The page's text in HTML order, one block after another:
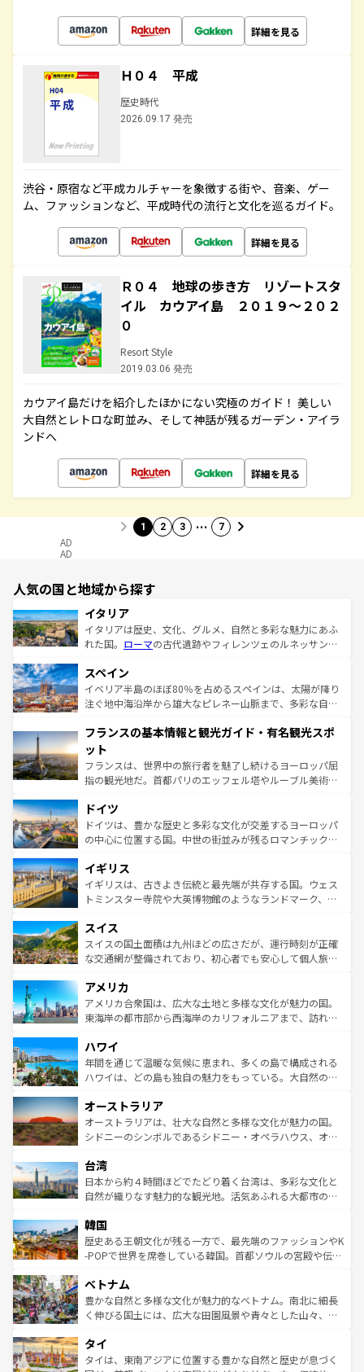
詳細を見る
Ｈ０４ 平成
歴史時代
2026.09.17 発売
渋谷・原宿など平成カルチャーを象徴する街や、音楽、ゲー
ム、ファッションなど、平成時代の流行と文化を巡るガイド。
詳細を見る
Ｒ０４ 地球の歩き方 リゾートスタ
イル カウアイ島 ２０１９～２０２
０
Resort Style
2019.03.06 発売
カウアイ島だけを紹介したほかにない究極のガイド！ 美しい
大自然とレトロな町並み、そして神話が残るガーデン・アイラ
ンドへ
詳細を見る
1 2 3 … 7
AD
AD
人気の国と地域から探す
イタリア
イタリアは歴史、文化、グルメ、自然と多彩な魅力にあふ
れた国。 ローマの古代遺跡やフィレンツェのルネッサンス
ろん、トスカーナの美しい田園風景やアマルフィ海岸の絶
景など、自然景観も見逃せない。観光の合間には、本場の
ピザやパスタなど、絶品のイタリア料理を堪能することも
ませてくれるイタリアで、忘れられない旅をしてみよう！
なお、新着のイタリア情報は
しい。
スペイン
イベリア半島のほぼ80％を占めるスペインは、太陽が降り
注ぐ地中海沿岸から雄大なピレネー山脈まで、多彩な自然
文化が根付くこの国では、情熱的なフラメンコ、熱気あふ
れる闘牛、そして美味しいタパスが生活の一部となってい
る。首都マドリードの洗練された雰囲気や、バルセロナの
アートに溢れた街角から、地方では古代ローマ遺跡や中世
せる。地方によって風土や気候が異なるスペインはその個
性で訪れる人を魅了する。 なお、新着のスペイン情報は コ
ンテンツ一覧を参照してほしい。
フランスの基本情報と観光ガイド・有名観光スポ
ット
フランスは、世界中の旅行者を魅了し続けるヨーロッパ屈
指の観光地だ。首都パリのエッフェル塔やルーブル美術館
で、幅広い魅力が詰まっている。華麗な宮殿、歴史的な大
聖堂、美しいビーチ、そして豊かな自然が、訪れる者を心
から魅了する。また、フランスは美食の国としても知ら
いる。シャンパンの発祥地であるランス、プロヴァンスの
香り高いラベンダー畑など、多彩な楽しみ方が可能だ。さ
らに、パリ以外の地域にも魅力が溢れており、どの街角に
れる地方に足を運ぶとそれぞれで全く異なる文化を体験で
きるだろう。 なお、新着のフランス情報はコンテンツ一覧
を参照してほしい。
ドイツ
ドイツは、豊かな歴史と多彩な文化が交差するヨーロッパ
の中心に位置する国。中世の街並みが残るロマンチック街
顔を持つこの国は、どこを歩いても飽きることがない。ベ
ルリンの文化的活気、バイエルン州のアルプスの絶景、そ
してライン川沿いのワイン畑といった風景は必見。ビール
は、お酒好きな人にはぜひ体験してほしい。 なお、新着の
ドイツ情報はコンテンツ一覧を参照してほしい。
イギリス
イギリスは、古きよき伝統と最先端が共存する国。ウェス
トミンスター寺院や大英博物館のようなランドマーク、歴
リアごとに異なる魅力がある。また、優雅なアフタヌーン
ティー、ビール好きにはたまらない英国パブ、サッカー観
戦など、本場だからこそできる体験も豊富。イギリスを旅
ンツ一覧を参照してほしい。
スイス
スイスの国土面積は九州ほどの広さだが、運行時刻が正確
な交通網が整備されており、初心者でも安心して個人旅行
の建物がそのまま残る町や、スイスならではのユニークな
博物館もあり、アルプス観光だけでなく町歩きも満喫する
ことができる。国民の所得が高いため物価も高いが、旅行
ば市内交通費無料で観光を楽しむこともできる。 なお、新
着のスイス情報はコンテンツ一覧 を参照してほしい。
アメリカ
アメリカ合衆国は、広大な土地と多様な文化が魅力の国。
東海岸の都市部から西海岸のカリフォルニアまで、訪れる
のような巨大都市は、観光、ショッピング、エンターテイ
ンメントが詰まった刺激的なスポットだ。一方、アメリカ
西部には大自然が広がり、グランドキャニオンやイエロー
部のニューオーリンズでは、音楽と美食が融合した独特の
文化が魅力。旅行者はアメリカの各地域で異なる魅力を楽
しみながら、その多様性と豊かな歴史を感じることができ
ならではの贅沢な旅のスタイルだ。 なお、新着のアメリカ
情報はコンテンツ一覧を参照してほしい。
ハワイ
年間を通じて温暖な気候に恵まれ、多くの島で構成される
ハワイは、どの島も独自の魅力をもっている。大自然の神
ワイ島は見逃せない。また、定番の観光地といえばオアフ
島だが、静かな自然を求めるならマウイ島やカウアイ島が
おすすめ。エメラルドグリーンに輝く海をはじめ、豊かな
れるおもてなしの心で訪れる人々を迎えてくれるハワイの
人々、おいしいローカルフードやハワイアンミュージッ
ク、伝統的なフラダンスなど、すべてがハワイの魅力を彩
ワイを、存分に味わってほしい。 なお、新着のハワイ情報
はコンテンツ一覧を参照してほしい。
オーストラリア
オーストラリアは、壮大な自然と多様な文化が魅力の国。
シドニーのシンボルであるシドニー・オペラハウス、オー
リアリーフや大陸中央部にそびえるウルル（エアーズロッ
ク）、タスマニアの美しい原生林やケアンズの熱帯雨林な
ど、見どころがたくさん。また、カフェやワイン、オージ
いる。アクティビティも充実しており、サーフィンやダイ
ビング、ハイキングなど、アウトドア好きにはたまらな
い。オーストラリアの多彩な魅力を存分に味わいつくそ
参照してほしい。
台湾
日本から約４時間ほどでたどり着く台湾は、多彩な文化と
自然が織りなす魅力的な観光地。活気あふれる大都市の台
ン）、静ひつな山岳地帯である台湾東部など、都市の喧騒
と山間の静けさが共存しており、訪れる人に新しい発見と
驚きをもたらしてくれる。また、奥深い台湾の食文化も魅
容にもいいと評判のスイーツなど、バラエティ豊かな料理
が味わえる。 なお、新着の台湾情報は コンテンツ一覧を参
照してほしい。
韓国
歴史ある王朝文化が残る一方で、最先端のファッションやK
-POPで世界を席巻している韓国。首都ソウルの宮殿や伝統
き、地方に足を延ばせば四季折々の自然美を楽しむことが
できる。そして、キムチや焼肉、絶品のストリートフード
まで、さまざまな韓国料理が待っている。夜には、韓国な
リティに包まれながら、韓国の多彩な魅力を心ゆくまで味
わってみてほしい。 なお、新着の韓国情報はコンテンツ一
ベトナム
豊かな自然と多様な文化が魅力的なベトナム。南北に細長
く伸びる国土には、広大な田園風景や青々とした山々、世
急速な発展と共に伝統が息づく。ハノイの古い町並みやホ
ーチミン市のフランス統治時代の建物も、独特の雰囲気を
タイ
タイは、東南アジアに位置する豊かな自然と歴史が息づく